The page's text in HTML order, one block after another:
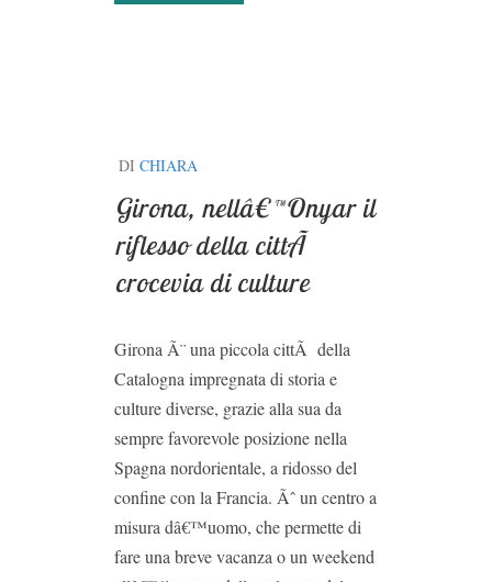
DI CHIARA
Girona, nellâ€™Onyar il
riflesso della cittÃ
crocevia di culture
Girona Ã¨ una piccola cittÃ della
Catalogna impregnata di storia e
culture diverse, grazie alla sua da
sempre favorevole posizione nella
Spagna nordorientale, a ridosso del
confine con la Francia. Ãˆ un centro a
misura dâ€™uomo, che permette di
fare una breve vacanza o un weekend